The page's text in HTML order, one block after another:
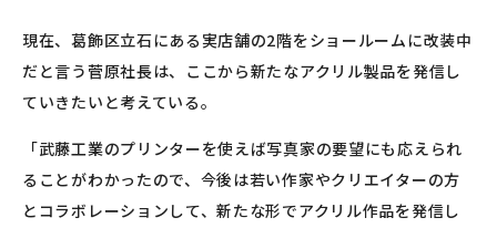
現在、葛飾区立石にある実店舗の2階をショールームに改装中
だと言う菅原社長は、ここから新たなアクリル製品を発信し
ていきたいと考えている。
「武藤工業のプリンターを使えば写真家の要望にも応えられ
ることがわかったので、今後は若い作家やクリエイターの方
とコラボレーションして、新たな形でアクリル作品を発信し